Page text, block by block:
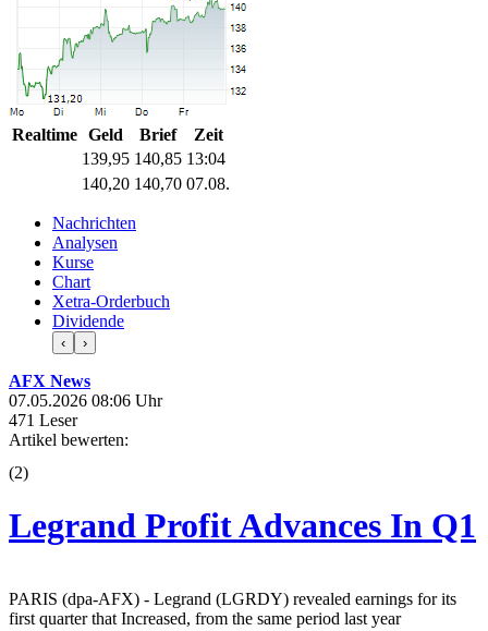
Realtime Geld Brief
Zeit
139,95 140,85 13:04
140,20 140,70 07.08.
Nachrichten
Analysen
Kurse
Chart
Xetra-Orderbuch
Dividende
‹ ›
AFX News
07.05.2026 08:06 Uhr
471 Leser
Artikel bewerten:
(2)
Legrand Profit Advances In Q1
PARIS (dpa-AFX) - Legrand (LGRDY) revealed earnings for its
first quarter that Increased, from the same period last year